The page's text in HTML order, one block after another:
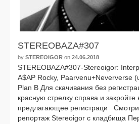
STEREOBAZA#307
by STEREOIGOR on 24.06.2018
STEREOBAZA#307-Stereoigor:
A$AP Rocky, Paarvenu+Neververse
Plan B Для ска­чи­ва­ния без
крас­ную стрел­ку спра­ва и
пред­ла­га­ю­щее реги­стра­ци
репор­таж Stereoigor с клад­би­ща